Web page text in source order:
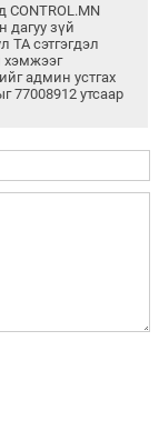
дагуу зүй
ТА сэтгэгдэл
хэмжээг
админ устгах
77008912 утсаар